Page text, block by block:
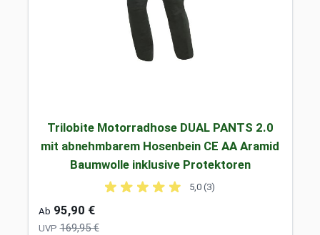
Trilobite Motorradhose DUAL PANTS 2.0
mit abnehmbarem Hosenbein CE AA Aramid
Baumwolle inklusive Protektoren
5,0 (3)
Ab 95,90 €
UVP 169,95 €